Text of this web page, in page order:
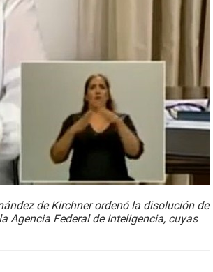
de Kirchner ordenó la disolución de
Agencia Federal de Inteligencia, cuyas